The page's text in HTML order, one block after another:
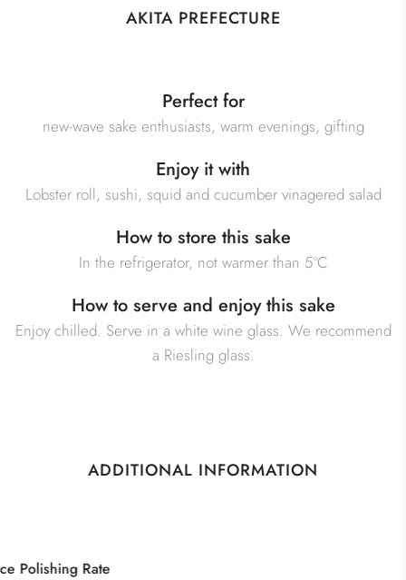
AKITA PREFECTURE
Perfect for
new-wave sake enthusiasts, warm evenings, gifting
Enjoy it with
Lobster roll, sushi, squid and cucumber vinagered salad
How to store this sake
In the refrigerator, not warmer than 5°C
How to serve and enjoy this sake
Enjoy chilled. Serve in a white wine glass. We recommend
a Riesling glass.
ADDITIONAL INFORMATION